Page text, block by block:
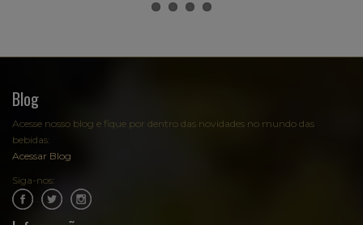
Blog
Acesse nosso blog e fique por dentro das novidades no mundo das
bebidas:
Acessar Blog
Siga-nos: